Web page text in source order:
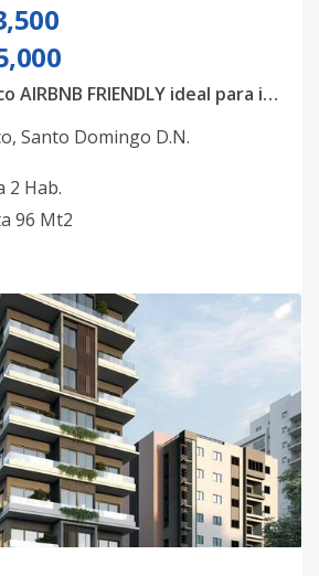
Proyecto en Naco AIRBNB FRIENDLY ideal para inversión.
, Santo Domingo D.N.
2 Hab.
96 Mt2